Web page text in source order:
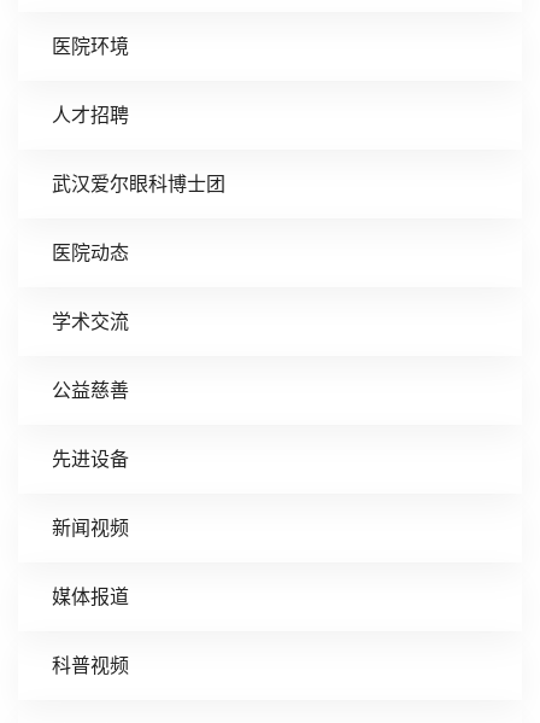
医院环境
人才招聘
武汉爱尔眼科博士团
医院动态
学术交流
公益慈善
先进设备
新闻视频
媒体报道
科普视频